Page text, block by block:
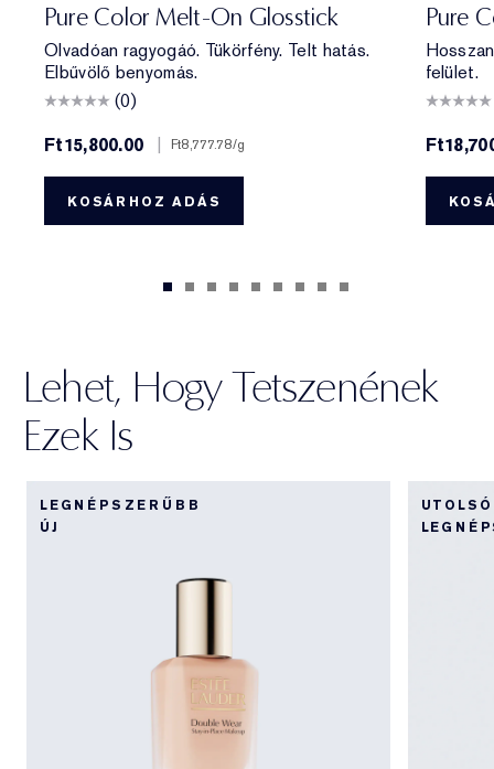
Pure Color Melt-On Glosstick
Olvadóan ragyogáó. Tükörfény. Telt hatás.
Elbűvölő benyomás.
(0)
Ft15,800.00
| Ft8,777.78/g
KOSÁRHOZ ADÁS
Pure
felület.
Lehet, Hogy Tetszenének
Ezek Is
LEGNÉPSZERŰBB
ÚJ